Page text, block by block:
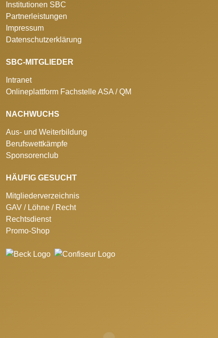
Institutionen SBC
Partnerleistungen
Impressum
Datenschutzerklärung
SBC-MITGLIEDER
Intranet
Onlineplattform Fachstelle ASA / QM
NACHWUCHS
Aus- und Weiterbildung
Berufswettkämpfe
Sponsorenclub
HÄUFIG GESUCHT
Mitgliederverzeichnis
GAV / Löhne / Recht
Rechtsdienst
Promo-Shop